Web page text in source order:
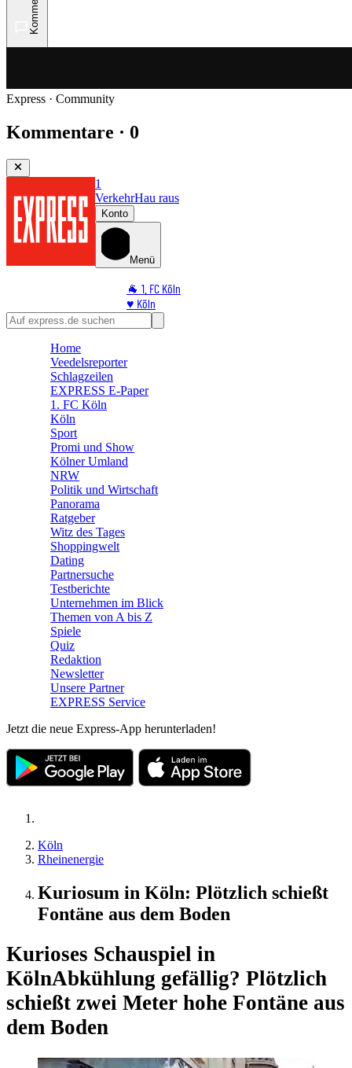
Express · Community
Kommentare · 0
1
VerkehrHau raus
Konto
Menü
🐐 1. FC Köln
♥️ Köln
⭐ Promi
🛒 Shoppingwelt
Home
Veedelsreporter
Schlagzeilen
EXPRESS E-Paper
1. FC Köln
Köln
Sport
Promi und Show
Kölner Umland
NRW
Politik und Wirtschaft
Panorama
Ratgeber
Witz des Tages
Shoppingwelt
Dating
Partnersuche
Testberichte
Unternehmen im Blick
Themen von A bis Z
Spiele
Quiz
Redaktion
Newsletter
Unsere Partner
EXPRESS Service
Jetzt die neue Express-App herunterladen!
Köln
Rheinenergie
Kuriosum in Köln: Plötzlich schießt
Fontäne aus dem Boden
Kurioses Schauspiel in
KölnAbkühlung gefällig? Plötzlich
schießt zwei Meter hohe Fontäne aus
dem Boden